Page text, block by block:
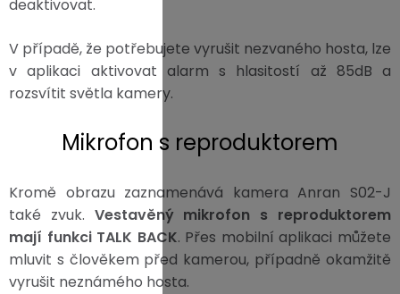
deaktivovat.
V případě, že potřebujete vyrušit nezvaného hosta, lze
v aplikaci aktivovat alarm s hlasitostí až 85dB a
rozsvítit světla kamery.
Mikrofon s reproduktorem
Kromě obrazu zaznamenává kamera Anran S02-J
také zvuk. Vestavěný mikrofon s reproduktorem
mají funkci TALK BACK. Přes mobilní aplikaci můžete
mluvit s člověkem před kamerou, případně okamžitě
vyrušit neznámého hosta.